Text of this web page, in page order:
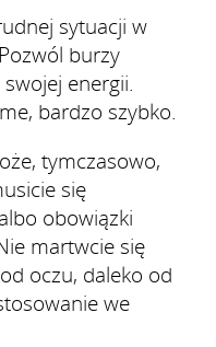
sytuacji w
burzy
energii.
bardzo szybko.
tymczasowo,
się
obowiązki
martwcie się
oczu, daleko od
we